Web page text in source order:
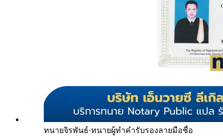
ทนายจิรพันธ์·ทนายผู้ทำคำรับรองลายมือชื่อ